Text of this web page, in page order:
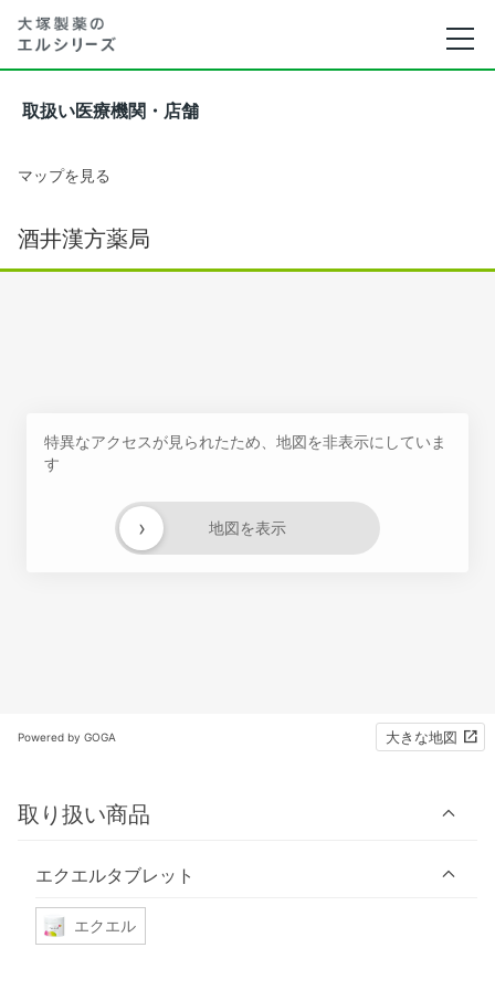
取扱い医療機関・店舗
マップを見る
酒井漢方薬局
特異なアクセスが見られたため、地図を非表示にしていま
す
地図を表示
›
Powered by GOGA 大きな地図
取り扱い商品
エクエルタブレット
エクエル